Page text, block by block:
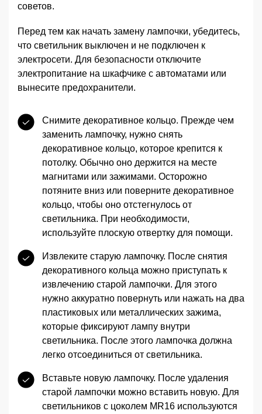
советов.
Перед тем как начать замену лампочки, убедитесь,
что светильник выключен и не подключен к
электросети. Для безопасности отключите
электропитание на шкафчике с автоматами или
вынесите предохранители.
Снимите декоративное кольцо. Прежде чем
заменить лампочку, нужно снять
декоративное кольцо, которое крепится к
потолку. Обычно оно держится на месте
магнитами или зажимами. Осторожно
потяните вниз или поверните декоративное
кольцо, чтобы оно отстегнулось от
светильника. При необходимости,
используйте плоскую отвертку для помощи.
Извлеките старую лампочку. После снятия
декоративного кольца можно приступать к
извлечению старой лампочки. Для этого
нужно аккуратно повернуть или нажать на два
пластиковых или металлических зажима,
которые фиксируют лампу внутри
светильника. После этого лампочка должна
легко отсоединиться от светильника.
Вставьте новую лампочку. После удаления
старой лампочки можно вставить новую. Для
светильников с цоколем MR16 используются